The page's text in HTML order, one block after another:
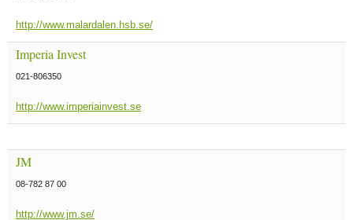
http://www.malardalen.hsb.se/
Imperia Invest
021-806350
http://www.imperiainvest.se
JM
08-782 87 00
http://www.jm.se/